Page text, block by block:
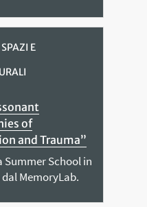
E
of
and Trauma”
Summer School in
MemoryLab.